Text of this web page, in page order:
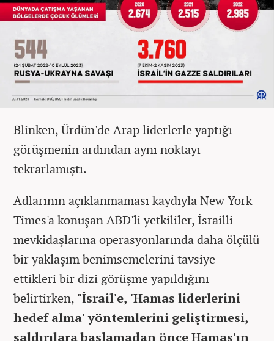
Blinken, Ürdün'de Arap liderlerle yaptığı
görüşmenin ardından aynı noktayı
tekrarlamıştı.
Adlarının açıklanmaması kaydıyla New York
Times'a konuşan ABD'li yetkililer, İsrailli
mevkidaşlarına operasyonlarında daha ölçülü
bir yaklaşım benimsemelerini tavsiye
ettikleri bir dizi görüşme yapıldığını
belirtirken, "İsrail'e, 'Hamas liderlerini
hedef alma' yöntemlerini geliştirmesi,
saldırılara başlamadan önce Hamas'ın